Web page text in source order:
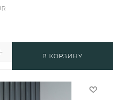
В КОРЗИНУ